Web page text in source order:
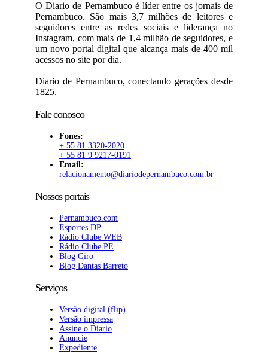
O Diario de Pernambuco é líder entre os jornais de
Pernambuco. São mais 3,7 milhões de leitores e
seguidores entre as redes sociais e liderança no
Instagram, com mais de 1,4 milhão de seguidores, e
um novo portal digital que alcança mais de 400 mil
acessos no site por dia.
Diario de Pernambuco, conectando gerações desde
1825.
Fale conosco
Fones:
+ 55 81 3320-2020
+ 55 81 9 9217-0191
Email:
relacionamento@diariodepernambuco.com.br
Nossos portais
Pernambuco.com
Esportes DP
Rádio Clube WEB
Rádio Clube PE
Blog Giro
Blog Dantas Barreto
Serviços
Versão digital (flip)
Versão impressa
Assine o Diario
Anuncie
Expediente